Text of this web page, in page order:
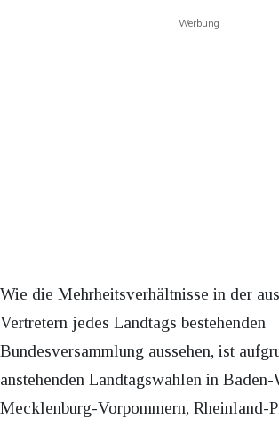
Werbung
Wie die Mehrheitsverhältnisse in der
Vertretern jedes Landtags bestehenden
Bundesversammlung aussehen, ist
anstehenden Landtagswahlen in Baden-
Mecklenburg-Vorpommern, Rheinland-